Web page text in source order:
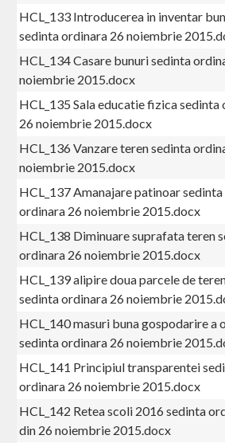
HCL_133 Introducerea in inventar
sedinta ordinara 26 noiembrie
HCL_134 Casare bunuri sedinta
noiembrie 2015.docx
HCL_135 Sala educatie fizica sedinta
26 noiembrie 2015.docx
HCL_136 Vanzare teren sedinta
noiembrie 2015.docx
HCL_137 Amanajare patinoar sedinta
ordinara 26 noiembrie 2015.docx
HCL_138 Diminuare suprafata teren
ordinara 26 noiembrie 2015.docx
HCL_139 alipire doua parcele de
sedinta ordinara 26 noiembrie
HCL_140 masuri buna gospodarire a
sedinta ordinara 26 noiembrie
HCL_141 Principiul transparentei
ordinara 26 noiembrie 2015.docx
HCL_142 Retea scoli 2016 sedinta
din 26 noiembrie 2015.docx